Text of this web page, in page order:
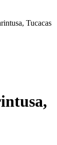
Tucacas